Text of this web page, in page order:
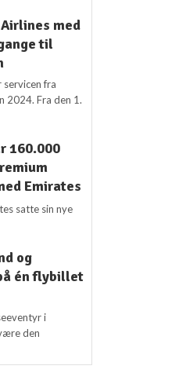
med
til
servicen fra
2024. Fra den 1.
160.000
Emirates
satte sin nye
og
én flybillet
i
den